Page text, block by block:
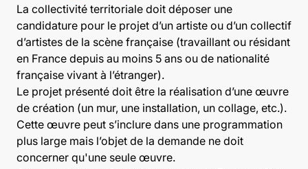
La collectivité territoriale doit déposer une
candidature pour le projet d’un artiste ou d’un collectif
d’artistes de la scène française (travaillant ou résidant
en France depuis au moins 5 ans ou de nationalité
française vivant à l’étranger).
Le projet présenté doit être la réalisation d’une œuvre
de création (un mur, une installation, un collage, etc.).
Cette œuvre peut s’inclure dans une programmation
plus large mais l’objet de la demande ne doit
concerner qu'une seule œuvre.